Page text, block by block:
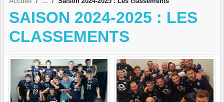
SAISON 2024-2025 : LES
CLASSEMENTS